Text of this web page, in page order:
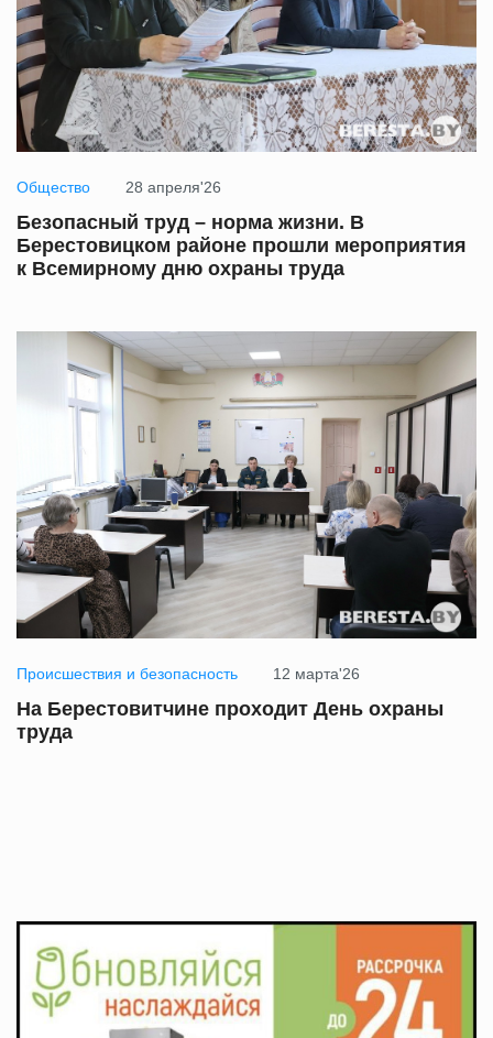
Общество 28 апреля'26
Безопасный труд – норма жизни. В
Берестовицком районе прошли мероприятия
к Всемирному дню охраны труда
Происшествия и безопасность 12 марта'26
На Берестовитчине проходит День охраны
труда